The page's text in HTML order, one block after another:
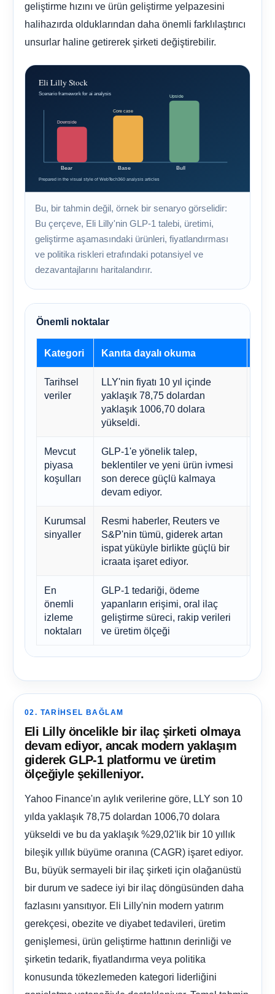
geliştirme hızını ve ürün geliştirme yelpazesini
halihazırda olduklarından daha önemli farklılaştırıcı
unsurlar haline getirerek şirketi değiştirebilir.
Bu, bir tahmin değil, örnek bir senaryo görselidir:
Bu çerçeve, Eli Lilly'nin GLP-1 talebi, üretimi,
geliştirme aşamasındaki ürünleri, fiyatlandırması
ve politika riskleri etrafındaki potansiyel ve
dezavantajlarını haritalandırır.
Önemli noktalar
Kategori Kanıta dayalı okuma
Tarihsel
veriler
LLY'nin fiyatı 10 yıl içinde
yaklaşık 78,75 dolardan
yaklaşık 1006,70 dolara
yükseldi.
Mevcut
piyasa
koşulları
GLP-1'e yönelik talep,
beklentiler ve yeni ürün ivmesi
son derece güçlü kalmaya
devam ediyor.
Kurumsal
sinyaller
Resmi haberler, Reuters ve
S&P'nin tümü, giderek artan
ispat yüküyle birlikte güçlü bir
icraata işaret ediyor.
En
önemli
izleme
noktaları
GLP-1 tedariği, ödeme
yapanların erişimi, oral ilaç
geliştirme süreci, rakip verileri
ve üretim ölçeği
02. TARIHSEL BAĞLAM
Eli Lilly öncelikle bir ilaç şirketi olmaya
devam ediyor, ancak modern yaklaşım
giderek GLP-1 platformu ve üretim
ölçeğiyle şekilleniyor.
Yahoo Finance'ın aylık verilerine göre, LLY son 10
yılda yaklaşık 78,75 dolardan 1006,70 dolara
yükseldi ve bu da yaklaşık %29,02'lik bir 10 yıllık
bileşik yıllık büyüme oranına (CAGR) işaret ediyor.
Bu, büyük sermayeli bir ilaç şirketi için olağanüstü
bir durum ve sadece iyi bir ilaç döngüsünden daha
fazlasını yansıtıyor. Eli Lilly'nin modern yatırım
gerekçesi, obezite ve diyabet tedavileri, üretim
genişlemesi, ürün geliştirme hattının derinliği ve
şirketin tedarik, fiyatlandırma veya politika
konusunda tökezlemeden kategori liderliğini